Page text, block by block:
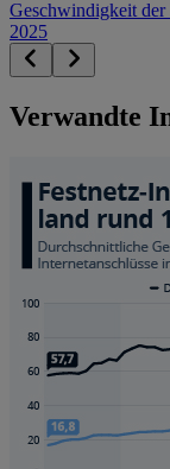
Geschwindigkeit der
2025
Verwandte